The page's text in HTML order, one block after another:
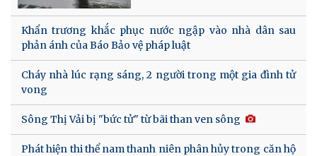
Khẩn trương khắc phục nước ngập vào nhà dân sau
phản ánh của Báo Bảo vệ pháp luật
Cháy nhà lúc rạng sáng, 2 người trong một gia đình tử
vong
Sông Thị Vải bị "bức tử" từ bãi than ven sông
Phát hiện thi thể nam thanh niên phân hủy trong căn hộ